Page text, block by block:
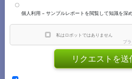
個人利用 – サンプルレポートを閲覧して知識を深
私はロボットではありません
プ
リクエストを送